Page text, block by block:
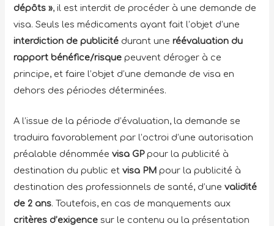
dépôts », il est interdit de procéder à une demande de
visa. Seuls les médicaments ayant fait l’objet d’une
interdiction de publicité durant uneréévaluation du
rapport bénéfice/risque peuvent déroger à ce
principe, et faire l’objet d’une demande de visa en
dehors des périodes déterminées.
A l’issue de la période d’évaluation, la demande se
traduira favorablement par l’octroi d’une autorisation
préalable dénomméevisa GPpour la publicité à
destination du public etvisa PM pour la publicité à
destination des professionnels de santé, d’unevalidité
de 2 ans. Toutefois, en cas de manquements aux
critères d’exigence sur le contenu ou la présentation